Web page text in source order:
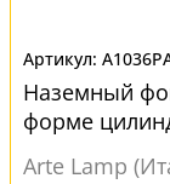
Наземный
форме
Arte Lamp